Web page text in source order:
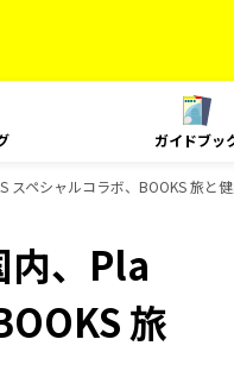
ガイドブッ
ペシャルコラボ、BOOKS 旅と
内、Pla
旅